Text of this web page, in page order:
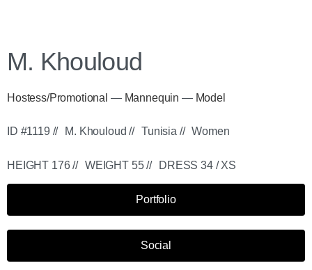
M. Khouloud
Hostess/Promotional — Mannequin — Model
ID #1119 // M. Khouloud // Tunisia // Women
HEIGHT 176 // WEIGHT 55 // DRESS 34 / XS
Portfolio
Social